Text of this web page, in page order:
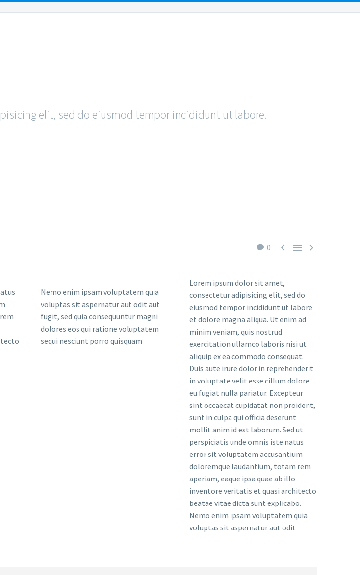
elit, sed do eiusmod tempor incididunt ut labore.
0   
Nemo enim ipsam voluptatem quia
voluptas sit aspernatur aut odit aut
fugit, sed quia consequuntur magni
dolores eos qui ratione voluptatem
sequi nesciunt porro quisquam
Lorem ipsum dolor sit amet,
consectetur adipisicing elit, sed do
eiusmod tempor incididunt ut labore
et dolore magna aliqua. Ut enim ad
minim veniam, quis nostrud
exercitation ullamco laboris nisi ut
aliquip ex ea commodo consequat.
Duis aute irure dolor in reprehenderit
in voluptate velit esse cillum dolore
eu fugiat nulla pariatur. Excepteur
sint occaecat cupidatat non proident,
sunt in culpa qui officia deserunt
mollit anim id est laborum. Sed ut
perspiciatis unde omnis iste natus
error sit voluptatem accusantium
doloremque laudantium, totam rem
aperiam, eaque ipsa quae ab illo
inventore veritatis et quasi architecto
beatae vitae dicta sunt explicabo.
Nemo enim ipsam voluptatem quia
voluptas sit aspernatur aut odit